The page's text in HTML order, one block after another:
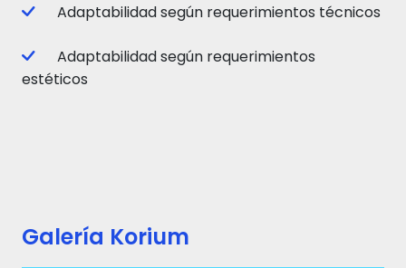
Adaptabilidad según requerimientos técnicos
Adaptabilidad según requerimientos
estéticos
Galería Korium